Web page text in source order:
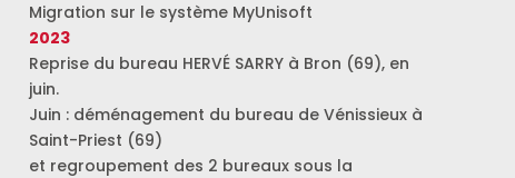
Migration sur le système MyUnisoft
2023
Reprise du bureau HERVÉ SARRY à Bron (69), en
juin.
Juin : déménagement du bureau de Vénissieux à
Saint-Priest (69)
et regroupement des 2 bureaux sous la